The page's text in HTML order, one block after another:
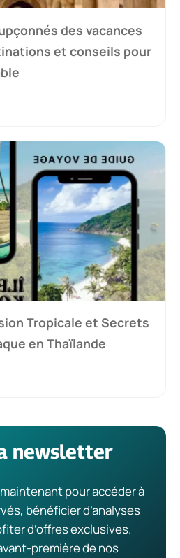
des vacances
et conseils pour
Tropicale et Secrets
en Thaïlande
newsletter
pour accéder à
bénéficier d’analyses
d’offres exclusives.
première de nos